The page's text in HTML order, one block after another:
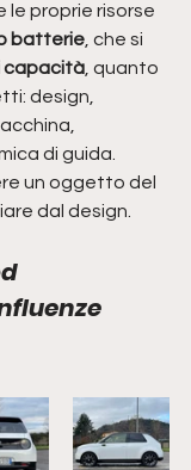
le proprie risorse
batterie , che si
capacità , quanto
design,
di guida.
un oggetto del
dal design.